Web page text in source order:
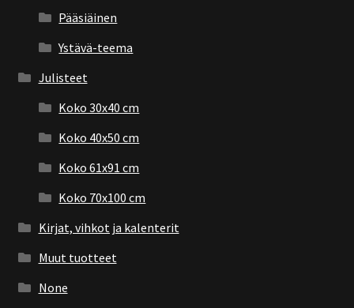
Pääsiäinen
Ystävä-teema
Julisteet
Koko 30x40 cm
Koko 40x50 cm
Koko 61x91 cm
Koko 70x100 cm
Kirjat, vihkot ja kalenterit
Muut tuotteet
None